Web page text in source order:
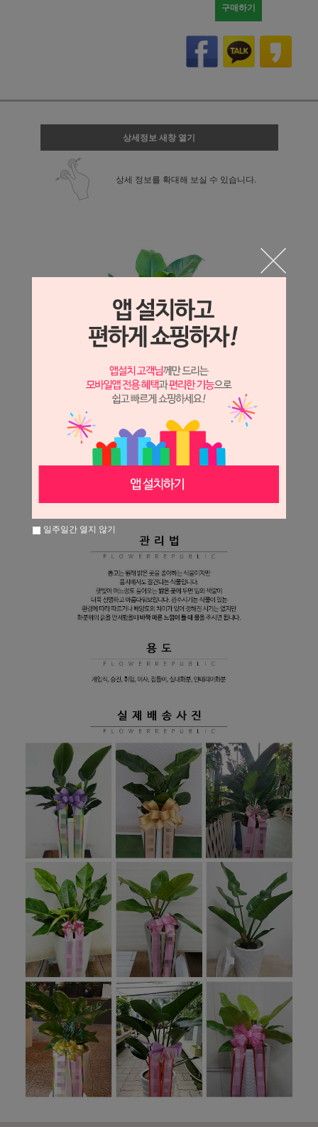
구매하기
상세정보 새창 열기
상세 정보를 확대해 보실 수 있습니다.
일주일간 열지 않기